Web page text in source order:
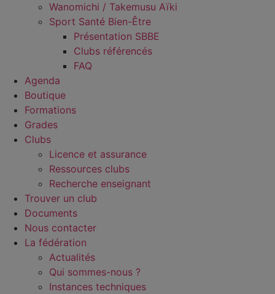
Wanomichi / Takemusu Aïki
Sport Santé Bien-Être
Présentation SBBE
Clubs référencés
FAQ
Agenda
Boutique
Formations
Grades
Clubs
Licence et assurance
Ressources clubs
Recherche enseignant
Trouver un club
Documents
Nous contacter
La fédération
Actualités
Qui sommes-nous ?
Instances techniques